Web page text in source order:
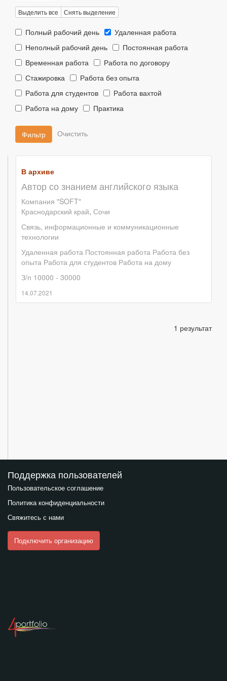
Выделить все Снять выделение
Тип
Полный рабочий день
Тип
занятости::
Удаленная работа
Тип
Неполный рабочий день
Тип
Постоянная работа
Тип
Временная работа
Тип
Работа по договору
Тип
Стажировка
Тип
занятости::
Работа без опыта
Тип
Работа для студентов
Тип
Работа вахтой
Тип
Работа на дому
Тип
Практика
Фильтр
В архиве
Автор со знанием английского языка
Компания "SOFT"
Краснодарский край, Сочи
Связь, информационные и коммуникационные
технологии
Удаленная работа Постоянная работа Работа без
опыта Работа для студентов Работа на дому
З/п 10000 - 30000
14.07.2021
1 результат
Поддержка пользователей
Пользовательское соглашение
Политика конфиденциальности
Свяжитесь с нами
Подключить организацию